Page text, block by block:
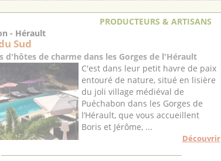
PRODUCTEURS & ARTISANS
- Hérault
Sud
d'hôtes de charme dans les Gorges de l'Hérault
C'est dans leur petit havre de paix
entouré de nature, situé en lisière
du joli village médiéval de
Puéchabon dans les Gorges de
l’Hérault, que vous accueillent
Boris et Jérôme, ...
Découvrir